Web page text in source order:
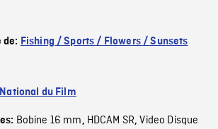
de: Fishing / Sports / Flowers / Sunsets
du Film
Bobine 16 mm, HDCAM SR,Video Disque